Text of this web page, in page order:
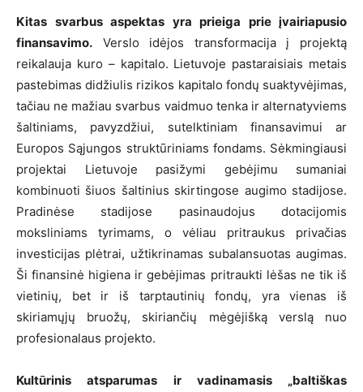
Kitas svarbus aspektas yra prieiga prie įvairiapusio
finansavimo. Verslo idėjos transformacija į projektą
reikalauja kuro – kapitalo. Lietuvoje pastaraisiais metais
pastebimas didžiulis rizikos kapitalo fondų suaktyvėjimas,
tačiau ne mažiau svarbus vaidmuo tenka ir alternatyviems
šaltiniams, pavyzdžiui, sutelktiniam finansavimui ar
Europos Sąjungos struktūriniams fondams. Sėkmingiausi
projektai Lietuvoje pasižymi gebėjimu sumaniai
kombinuoti šiuos šaltinius skirtingose augimo stadijose.
Pradinėse stadijose pasinaudojus dotacijomis
moksliniams tyrimams, o vėliau pritraukus privačias
investicijas plėtrai, užtikrinamas subalansuotas augimas.
Ši finansinė higiena ir gebėjimas pritraukti lėšas ne tik iš
vietinių, bet ir iš tarptautinių fondų, yra vienas iš
skiriamųjų bruožų, skiriančių mėgėjišką verslą nuo
profesionalaus projekto.
Kultūrinis atsparumas ir vadinamasis „baltiškas